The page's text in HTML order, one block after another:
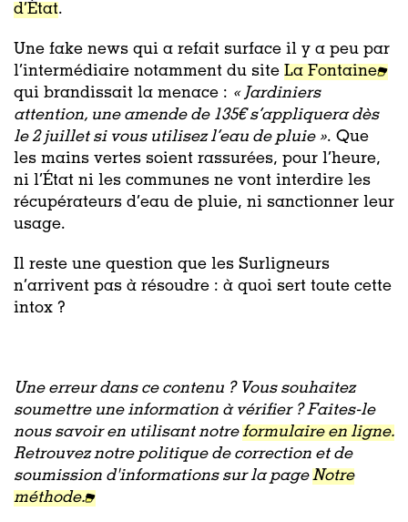
d’État.
Une fake news qui a refait surface il y a peu par
l’intermédiaire notamment du site La Fontaine
qui brandissait la menace : « Jardiniers
attention, une amende de 135€ s’appliquera dès
le 2 juillet si vous utilisez l’eau de pluie ». Que
les mains vertes soient rassurées, pour l’heure,
ni l’État ni les communes ne vont interdire les
récupérateurs d’eau de pluie, ni sanctionner leur
usage.
Il reste une question que les Surligneurs
n’arrivent pas à résoudre : à quoi sert toute cette
intox ?
Une erreur dans ce contenu ? Vous souhaitez
soumettre une information à vérifier ? Faites-le
nous savoir en utilisant notreformulaire en ligne.
Retrouvez notre politique de correction et de
soumission d'informations sur la pageNotre
méthode.